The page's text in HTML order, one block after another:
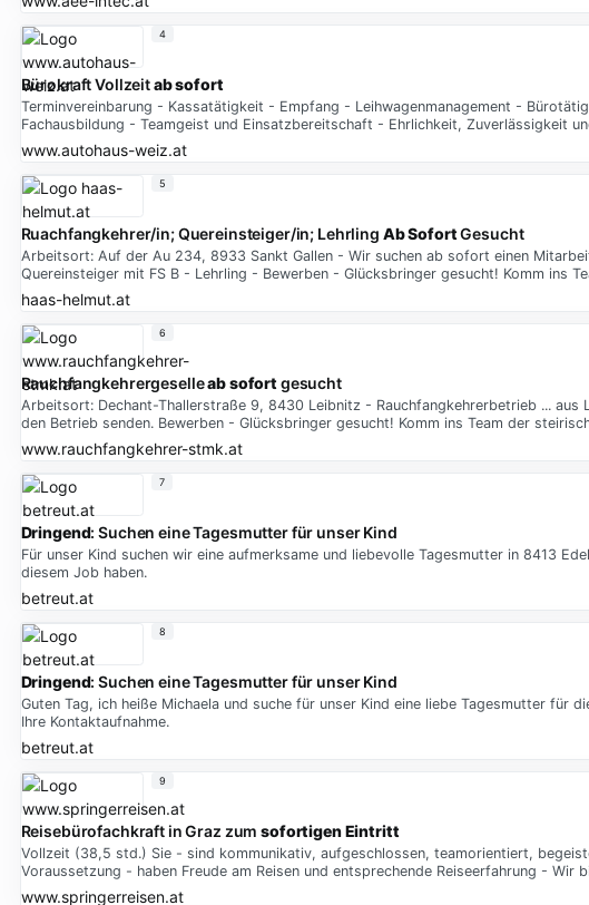
Bürokraft Vollzeitab sofort
Terminvereinbarung - Kassatätigkeit - Empfang - Leihwagenmanagement -
Fachausbildung - Teamgeist und Einsatzbereitschaft - Ehrlichkeit, Zuverlässigkeit
www.autohaus-weiz.at
4
Ruachfangkehrer/in; Quereinsteiger/in; Lehrling Ab SofortGesucht
Arbeitsort: Auf der Au 234, 8933 Sankt Gallen - Wir suchen ab sofort einen
Quereinsteiger mit FS B - Lehrling - Bewerben - Glücksbringer gesucht! Komm ins
haas-helmut.at
5
Rauchfangkehrergeselleab sofort gesucht
Arbeitsort: Dechant-Thallerstraße 9, 8430 Leibnitz - Rauchfangkehrerbetrieb ...
den Betrieb senden. Bewerben - Glücksbringer gesucht! Komm ins Team der
www.rauchfangkehrer-stmk.at
6
Dringend: Suchen eine Tagesmutter für unser Kind
Für unser Kind suchen wir eine aufmerksame und liebevolle Tagesmutter in 8413
diesem Job haben.
betreut.at
7
Dringend: Suchen eine Tagesmutter für unser Kind
Guten Tag, ich heiße Michaela und suche für unser Kind eine liebe Tagesmutter für
Ihre Kontaktaufnahme.
betreut.at
8
Reisebürofachkraft in Graz zumsofortigen Eintritt
Vollzeit (38,5 std.) Sie - sind kommunikativ, aufgeschlossen, teamorientiert,
Voraussetzung - haben Freude am Reisen und entsprechende Reiseerfahrung - Wir
www.springerreisen.at
9